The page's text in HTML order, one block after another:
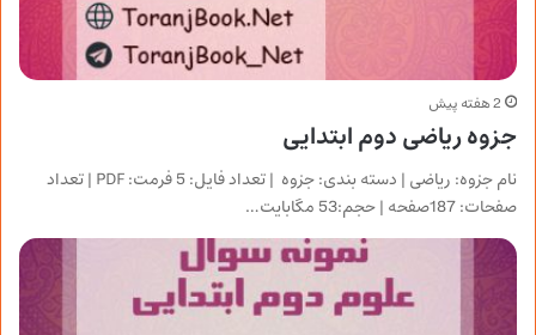
2 هفته پیش
جزوه ریاضی دوم ابتدایی
نام جزوه: ریاضی | دسته بندی: جزوه | تعداد فایل: 5 فرمت: PDF | تعداد
صفحات: 187صفحه | حجم:53 مگابایت…